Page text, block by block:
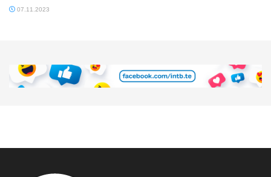
07.11.2023